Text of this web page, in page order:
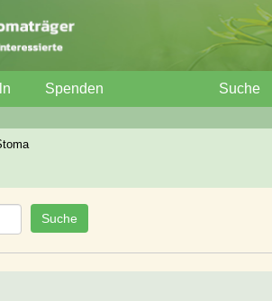
Spenden Suche